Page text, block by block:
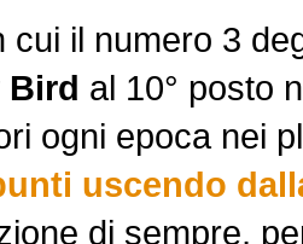
cui il numero 3
Bird al 10° posto
ogni epoca nei
uscendo
di sempre,